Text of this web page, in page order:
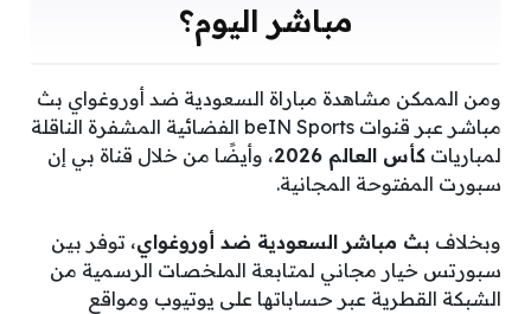
مباشر اليوم؟
ومن الممكن مشاهدة مباراة السعودية ضد أوروغواي بث
مباشر عبر قنوات beIN Sports الفضائية المشفرة الناقلة
لمباريات كأس العالم 2026
، وأيضًا من خلال قناة بي إن
سبورت المفتوحة المجانية.
وبخلاف بث مباشر السعودية ضد أوروغواي، توفر بين
سبورتس خيار مجاني لمتابعة الملخصات الرسمية من
الشبكة القطرية عبر حساباتها على يوتيوب ومواقع